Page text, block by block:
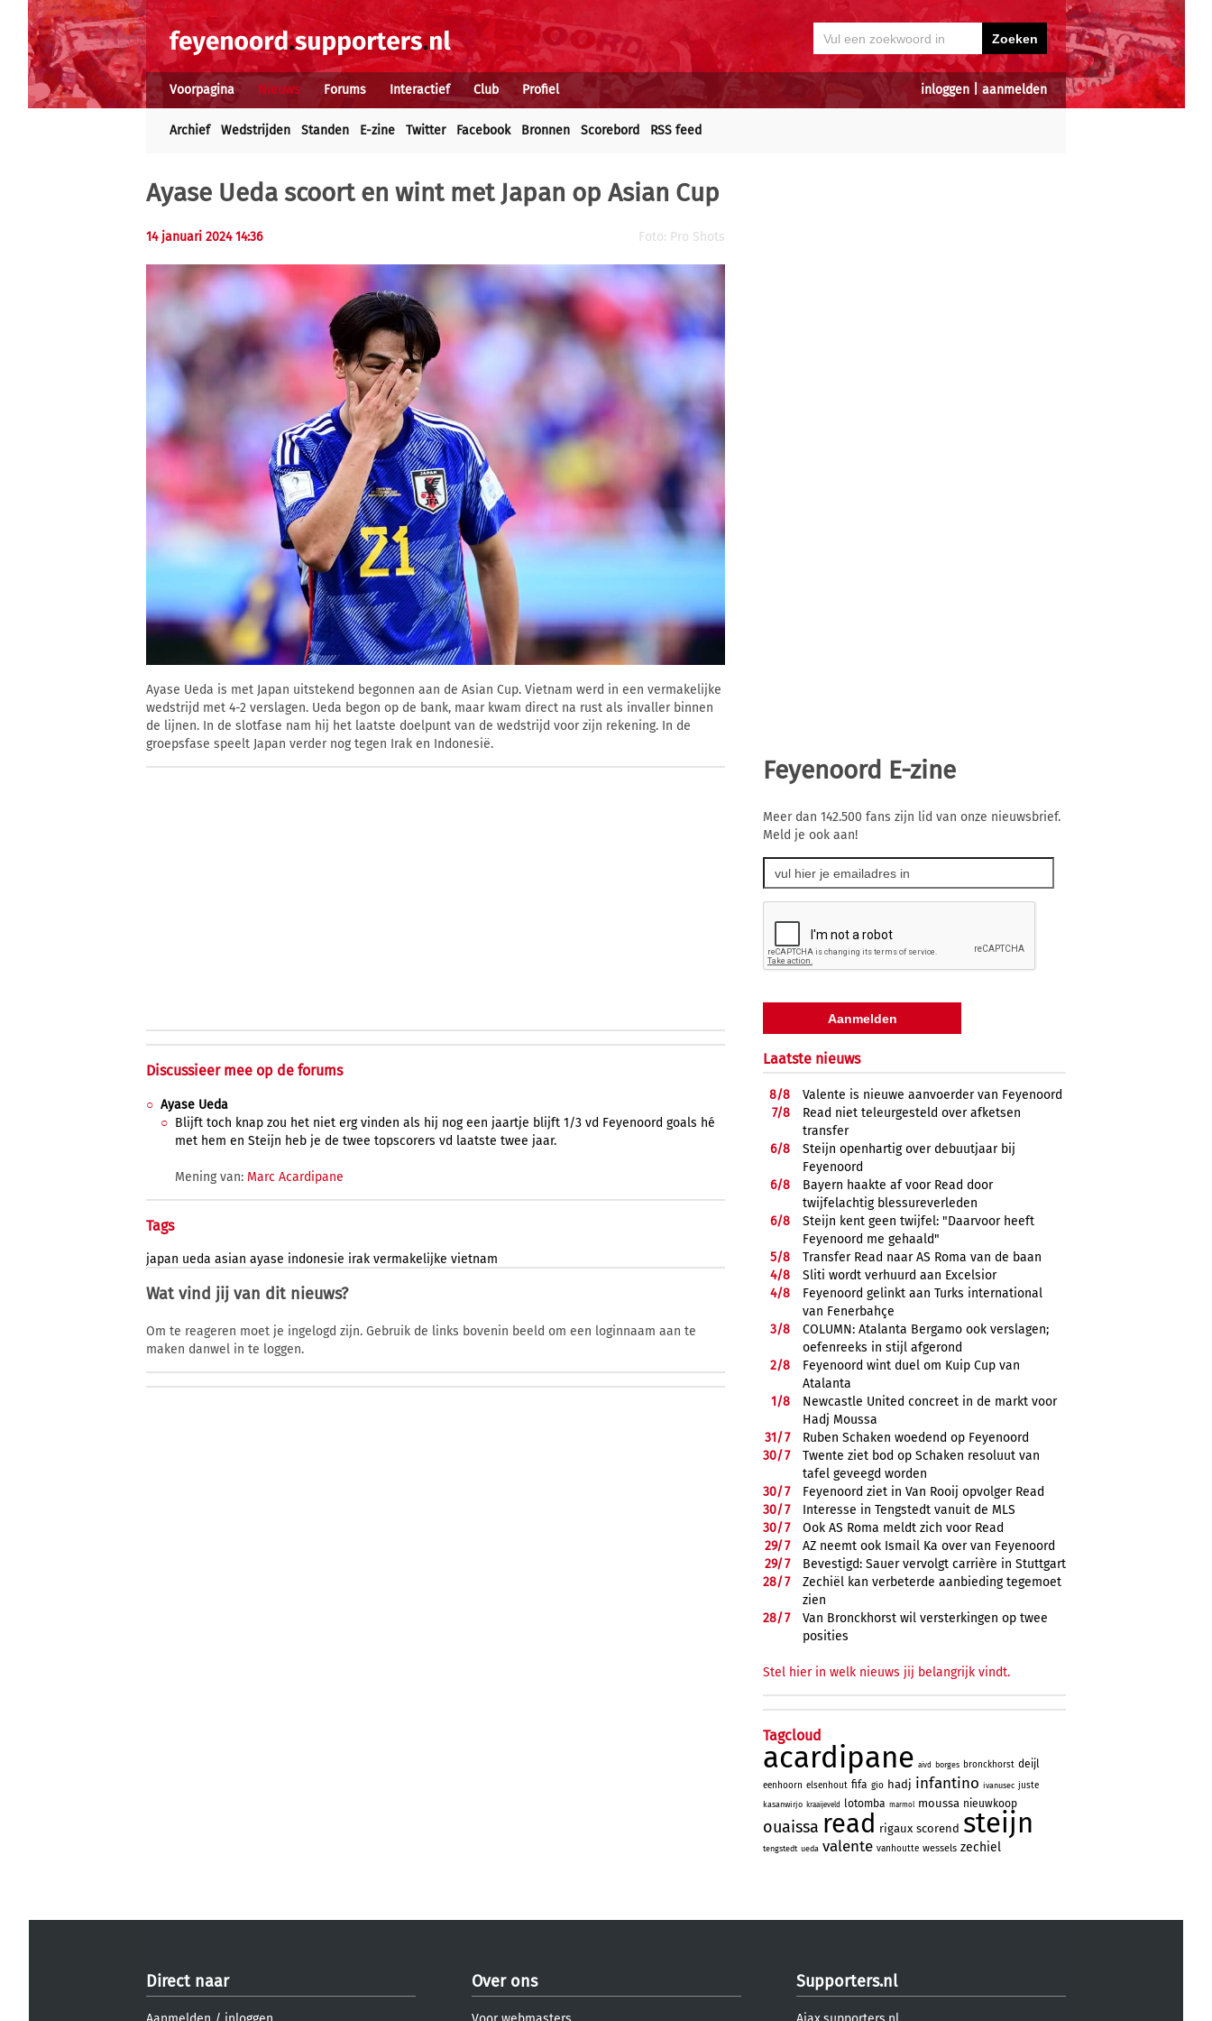
inloggen aanmelden
Voorpagina Nieuws Forums Interactief Club Profiel
Archief Wedstrijden Standen E-zine Twitter Facebook Bronnen Scorebord RSS feed
Ayase Ueda scoort en wint met Japan op Asian Cup
14 januari 2024 14:36 Foto: Pro Shots
Ayase Ueda is met Japan uitstekend begonnen aan de Asian Cup. Vietnam werd in een vermakelijke
wedstrijd met 4-2 verslagen. Ueda begon op de bank, maar kwam direct na rust als invaller binnen
de lijnen. In de slotfase nam hij het laatste doelpunt van de wedstrijd voor zijn rekening. In de
groepsfase speelt Japan verder nog tegen Irak en Indonesië.
Discussieer mee op de forums
Ayase Ueda
Blijft toch knap zou het niet erg vinden als hij nog een jaartje blijft 1/3 vd Feyenoord goals hé
met hem en Steijn heb je de twee topscorers vd laatste twee jaar.
Mening van: Marc Acardipane
Tags
japan ueda asian ayase indonesie irak vermakelijke vietnam
Wat vind jij van dit nieuws?
Om te reageren moet je ingelogd zijn. Gebruik de links bovenin beeld om een loginnaam aan te
maken danwel in te loggen.
Feyenoord E-zine
Meer dan 142.500 fans zijn lid van onze nieuwsbrief.
Meld je ook aan!
Laatste nieuws
8/8
Valente is nieuwe aanvoerder van Feyenoord
7/8
Read niet teleurgesteld over afketsen
transfer
6/8
Steijn openhartig over debuutjaar bij
Feyenoord
6/8
Bayern haakte af voor Read door
twijfelachtig blessureverleden
6/8
Steijn kent geen twijfel: "Daarvoor heeft
Feyenoord me gehaald"
5/8
Transfer Read naar AS Roma van de baan
4/8
Sliti wordt verhuurd aan Excelsior
4/8
Feyenoord gelinkt aan Turks international
van Fenerbahçe
3/8
COLUMN: Atalanta Bergamo ook verslagen;
oefenreeks in stijl afgerond
2/8
Feyenoord wint duel om Kuip Cup van
Atalanta
1/8
Newcastle United concreet in de markt voor
Hadj Moussa
31/7
Ruben Schaken woedend op Feyenoord
30/7
Twente ziet bod op Schaken resoluut van
tafel geveegd worden
30/7
Feyenoord ziet in Van Rooij opvolger Read
30/7
Interesse in Tengstedt vanuit de MLS
30/7
Ook AS Roma meldt zich voor Read
29/7
AZ neemt ook Ismail Ka over van Feyenoord
29/7
Bevestigd: Sauer vervolgt carrière in Stuttgart
28/7
Zechiël kan verbeterde aanbieding tegemoet
zien
28/7
Van Bronckhorst wil versterkingen op twee
posities
Stel hier in welk nieuws jij belangrijk vindt.
Tagcloud
acardipane aivd borges bronckhorst deijl
eenhoorn elsenhout fifa gio hadj infantino ivanusec juste
kasanwirjo kraaijeveld lotomba marmol moussa nieuwkoop
ouaissa read rigaux scorend steijn
tengstedt ueda valente vanhoutte wessels zechiel
Direct naar Over ons Supporters.nl